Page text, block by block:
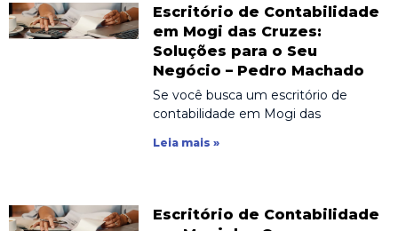
Escritório de Contabilidade
em Mogi das Cruzes:
Soluções para o Seu
Negócio – Pedro Machado
Se você busca um escritório de
contabilidade em Mogi das
Leia mais »
Escritório de Contabilidade